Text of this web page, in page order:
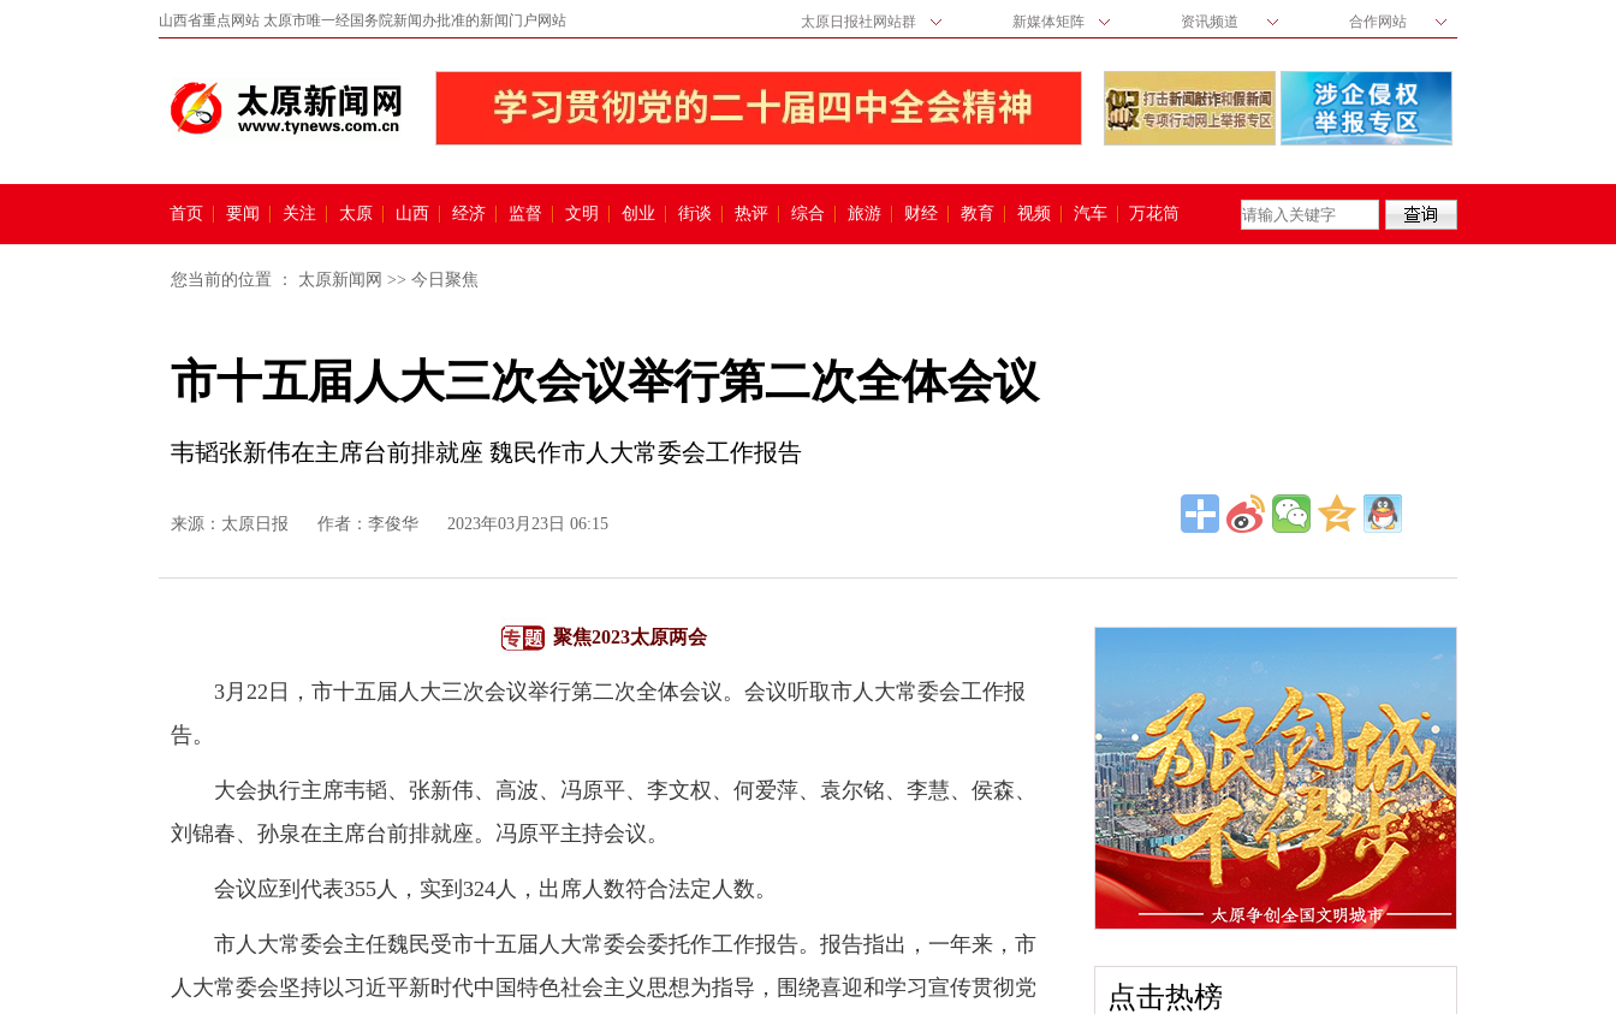
山西省重点网站 太原市唯一经国务院新闻办批准的新闻门户网站 太原日报社网站群 新媒体矩阵 资讯频道 合作网站
首页 要闻 关注 太原 山西 经济 监督 文明 创业 街谈 热评 综合 旅游 财经 教育 视频 汽车 万花筒
您当前的位置 ： 太原新闻网 >> 今日聚焦
市十五届人大三次会议举行第二次全体会议
韦韬张新伟在主席台前排就座 魏民作市人大常委会工作报告
来源： 太原日报 作者：李俊华 2023年03月23日 06:15
聚焦2023太原两会
3月22日，市十五届人大三次会议举行第二次全体会议。会议听取市人大常委会工作报
告。
大会执行主席韦韬、张新伟、高波、冯原平、李文权、何爱萍、袁尔铭、李慧、侯森、
刘锦春、孙泉在主席台前排就座。冯原平主持会议。
会议应到代表355人，实到324人，出席人数符合法定人数。
市人大常委会主任魏民受市十五届人大常委会委托作工作报告。报告指出，一年来，市
人大常委会坚持以习近平新时代中国特色社会主义思想为指导，围绕喜迎和学习宣传贯彻党
点击热榜